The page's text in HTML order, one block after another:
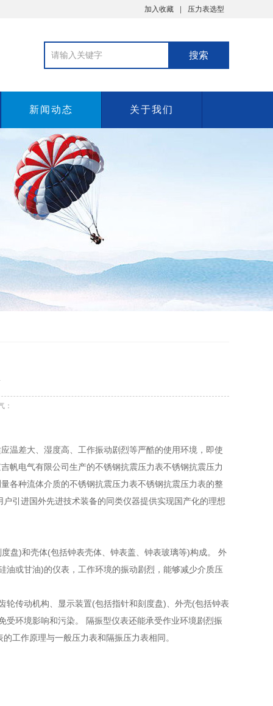
加入收藏 压力表选型
新闻动态 关于我们
：
温差大、湿度高、工作振动剧烈等严酷的使用环境，即使
帆电气有限公司生产的不锈钢抗震压力表不锈钢抗震压力
各种流体介质的不锈钢抗震压力表不锈钢抗震压力表的整
引进国外先进技术装备的同类仪器提供实现国产化的理想
盘)和壳体(包括钟表壳体、钟表盖、钟表玻璃等)构成。 外
或甘油)的仪表，工作环境的振动剧烈，能够减少介质压
传动机构、显示装置(包括指针和刻度盘)、外壳(包括钟表
环境影响和污染。 隔振型仪表还能承受作业环境剧烈振
工作原理与一般压力表和隔振压力表相同。